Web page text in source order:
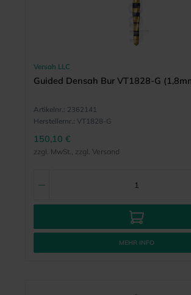
Versah LLC
Guided Densah Bur VT1828-G
Artikelnr.: 2362141
Herstellernr.: VT1828-G
150,10 €
zzgl. MwSt., zzgl. Versand
MEHR INFO